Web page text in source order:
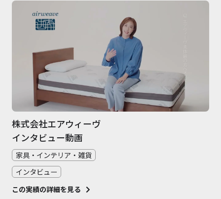
株式会社エアウィーヴ
インタビュー動画
家具・インテリア・雑貨
インタビュー
この実績の詳細を見る